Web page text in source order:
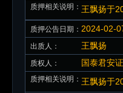
质押相关说明： 王飘扬于
质押公告日期： 2024-02-
出质人： 王飘扬
质权人： 国泰君安
质押相关说明： 王飘扬于